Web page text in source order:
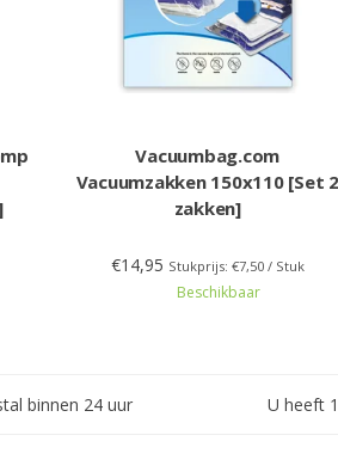
Vacuumbag.com
Vacuumzakken 150x110 [Set 2
zakken]
€14,95 Stukprijs: €7,50 / Stuk
Beschikbaar
binnen 24 uur U heeft